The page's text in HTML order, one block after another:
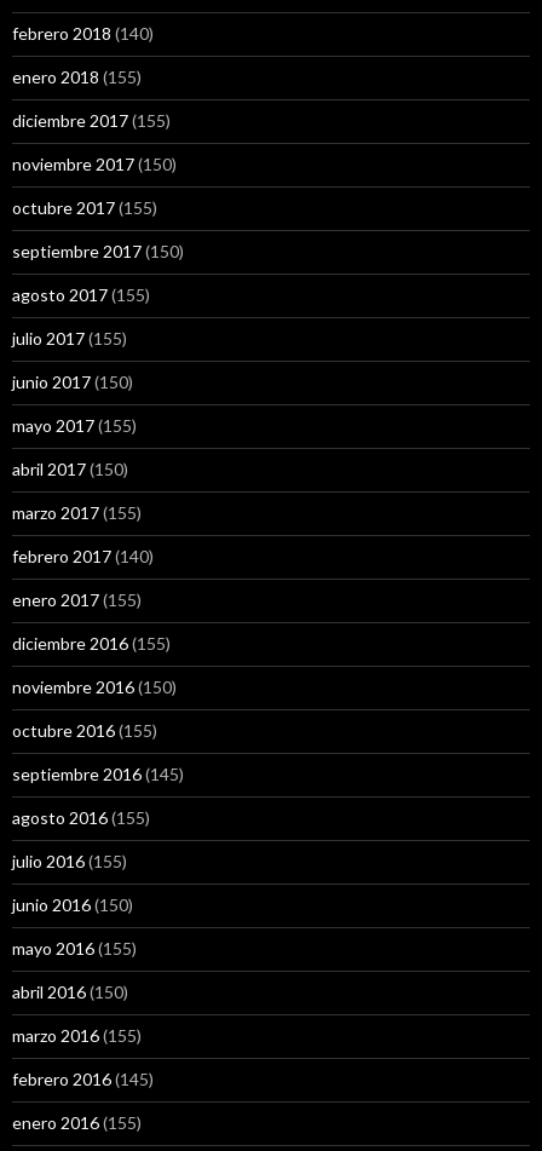
febrero 2018 (140)
enero 2018 (155)
diciembre 2017(155)
noviembre 2017(150)
octubre 2017(155)
septiembre 2017(150)
agosto 2017(155)
julio 2017(155)
junio 2017(150)
mayo 2017(155)
abril 2017(150)
marzo 2017(155)
febrero 2017(140)
enero 2017(155)
diciembre 2016(155)
noviembre 2016(150)
octubre 2016(155)
septiembre 2016(145)
agosto 2016(155)
julio 2016(155)
junio 2016(150)
mayo 2016(155)
abril 2016(150)
marzo 2016(155)
febrero 2016(145)
enero 2016(155)